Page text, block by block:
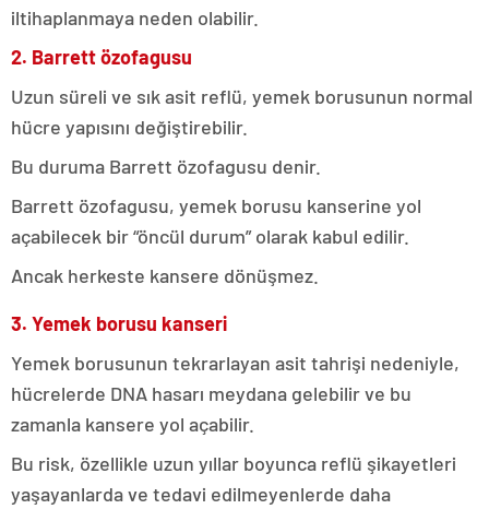
iltihaplanmaya neden olabilir.
2. Barrett özofagusu
Uzun süreli ve sık asit reflü, yemek borusunun normal
hücre yapısını değiştirebilir.
Bu duruma Barrett özofagusu denir.
Barrett özofagusu, yemek borusu kanserine yol
açabilecek bir “öncül durum” olarak kabul edilir.
Ancak herkeste kansere dönüşmez.
3. Yemek borusu kanseri
Yemek borusunun tekrarlayan asit tahrişi nedeniyle,
hücrelerde DNA hasarı meydana gelebilir ve bu
zamanla kansere yol açabilir.
Bu risk, özellikle uzun yıllar boyunca reflü şikayetleri
yaşayanlarda ve tedavi edilmeyenlerde daha